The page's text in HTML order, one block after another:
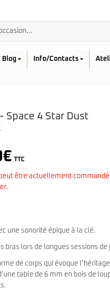
BASSES UKULÉLÉS
Blog Info/Contacts
Space 4 Star Dust
€ TTC
être actuellement
une sonorité épique à la clé.
bras lors de longues sessions de
de corps qui évoque
table de 6 mm en bois de